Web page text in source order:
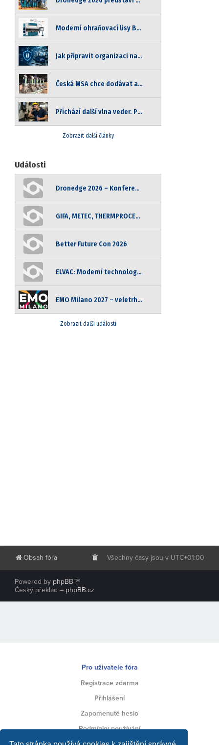
Obsah fóra Všechny časy jsou v UTC+01:00
Powered by phpBB™
Český překlad – phpBB.cz
Pro uživatele fóra
Registrace zdarma
Přihlášení
Zapomenuté heslo
Podmínky používání